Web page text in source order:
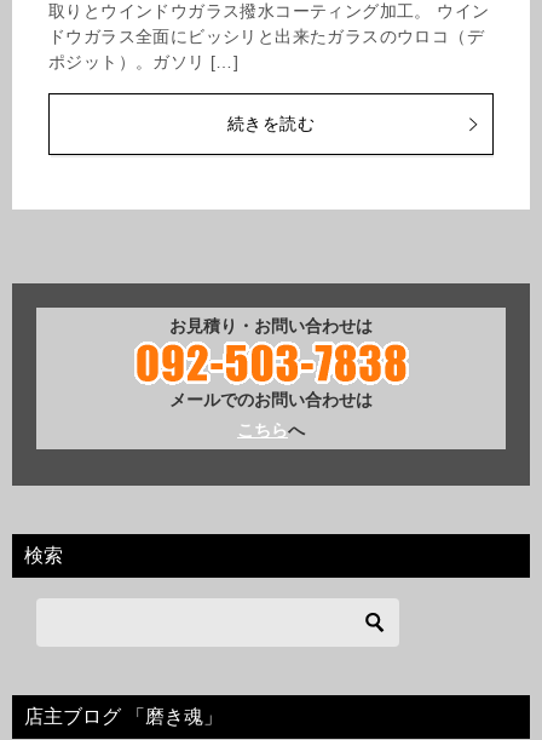
取りとウインドウガラス撥水コーティング加工。 ウイン
ドウガラス全面にビッシリと出来たガラスのウロコ（デ
ポジット）。ガソリ […]
続きを読む
お見積り・お問い合わせは
メールでのお問い合わせは
こちらへ
検索
店主ブログ 「磨き魂」